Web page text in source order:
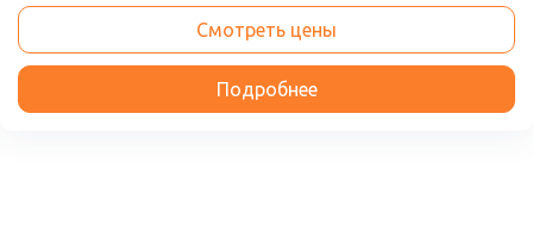
Смотреть цены
Подробнее